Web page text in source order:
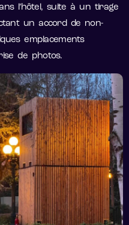
l’hôtel, suite à un tirage
un accord de non-
emplacements
de photos.